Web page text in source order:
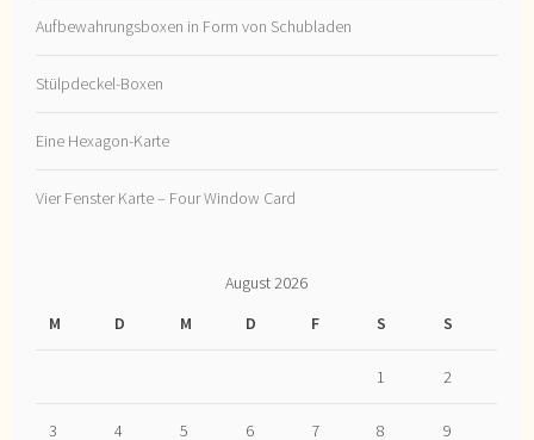
Aufbewahrungsboxen in Form von Schubladen
Stülpdeckel-Boxen
Eine Hexagon-Karte
Vier Fenster Karte – Four Window Card
August 2026
M
D M D F S S
1 2
3 4 5 6 7 8 9